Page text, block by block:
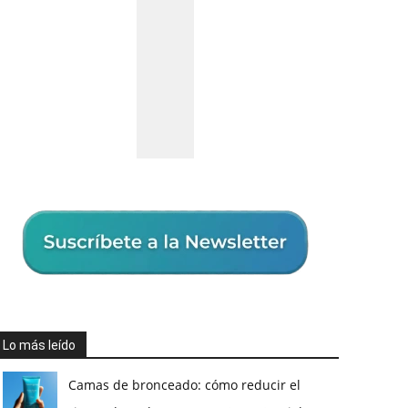
Lo más leído
Camas de bronceado: cómo reducir el